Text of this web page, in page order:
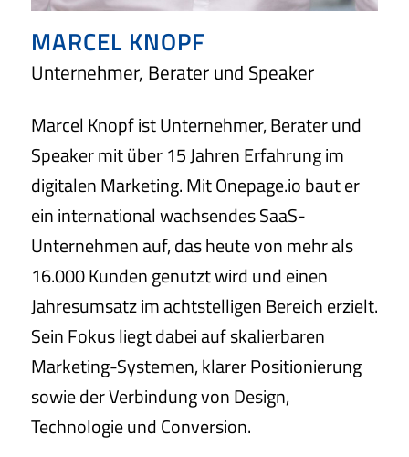
MARCEL KNOPF
Unternehmer, Berater und Speaker
Marcel Knopf ist Unternehmer, Berater und
Speaker mit über 15 Jahren Erfahrung im
digitalen Marketing. Mit Onepage.io baut er
ein international wachsendes SaaS-
Unternehmen auf, das heute von mehr als
16.000 Kunden genutzt wird und einen
Jahresumsatz im achtstelligen Bereich erzielt.
Sein Fokus liegt dabei auf skalierbaren
Marketing-Systemen, klarer Positionierung
sowie der Verbindung von Design,
Technologie und Conversion.